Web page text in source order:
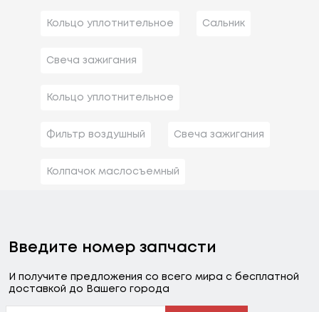
Кольцо уплотнительное Сальник
Свеча зажигания
Кольцо уплотнительное
Фильтр воздушный Свеча зажигания
Колпачок маслосъемный
Введите номер запчасти
И получите предложения со всего мира с бесплатной
доставкой до Вашего города